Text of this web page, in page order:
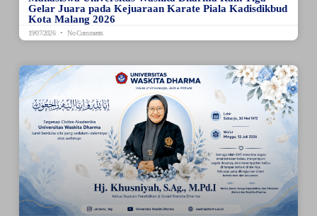
Gelar Juara pada Kejuaraan Karate Piala Kadisdikbud
Kota Malang 2026
19/07/2026 No Comments